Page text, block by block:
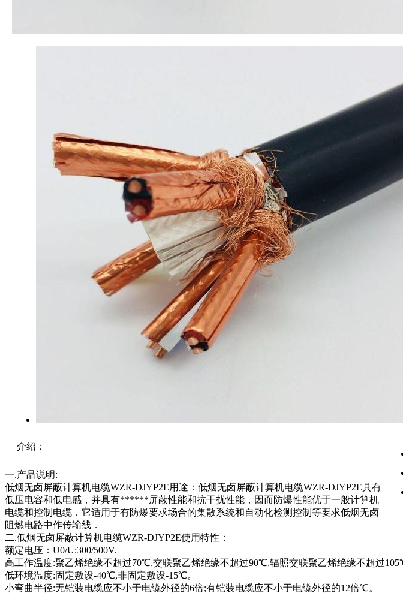
介绍：
一.产品说明:
低烟无卤屏蔽计算机电缆WZR-DJYP2E用途：低烟无卤屏蔽计算机电缆WZR-DJYP2E具有
低压电容和低电感，并具有******屏蔽性能和抗干扰性能，因而防爆性能优于一般计算机
电缆和控制电缆．它适用于有防爆要求场合的集散系统和自动化检测控制等要求低烟无卤
阻燃电路中作传输线．
二.低烟无卤屏蔽计算机电缆WZR-DJYP2E使用特性：
额定电压：U0/U:300/500V.
高工作温度:聚乙烯绝缘不超过70℃,交联聚乙烯绝缘不超过90℃,辐照交联聚乙烯绝缘不超过
低环境温度:固定敷设-40℃,非固定敷设-15℃。
小弯曲半径:无铠装电缆应不小于电缆外径的6倍;有铠装电缆应不小于电缆外径的12倍℃。